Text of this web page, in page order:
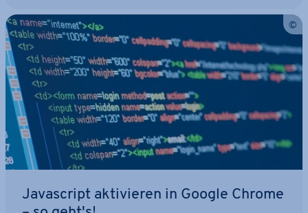
Ja­va­script ak­ti­vie­ren in Google Chrome